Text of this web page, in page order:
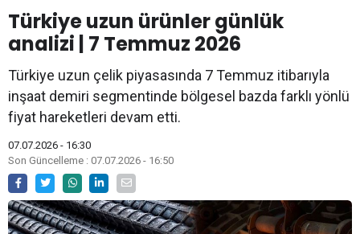
Türkiye uzun ürünler günlük
analizi | 7 Temmuz 2026
Türkiye uzun çelik piyasasında 7 Temmuz itibarıyla
inşaat demiri segmentinde bölgesel bazda farklı yönlü
fiyat hareketleri devam etti.
07.07.2026 - 16:30
Son Güncelleme : 07.07.2026 - 16:50